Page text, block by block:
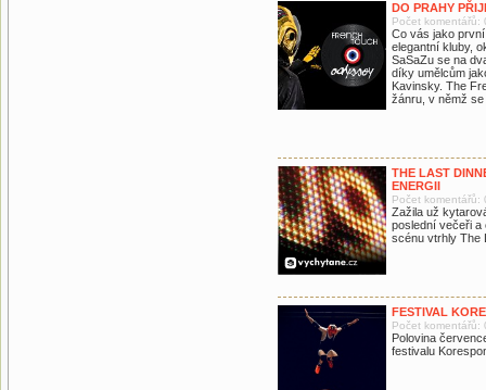
DO PRAHY
Počet komentářů:
Co vás jako
elegantní kluby,
SaSaZu se na
díky umělcům
Kavinsky. The
žánru, v němž
THE LAST
ENERGII
Počet komentářů:
Zažila už
poslední večeři a
scénu vtrhly The
FESTIVAL
Počet komentářů:
Polovina
festivalu